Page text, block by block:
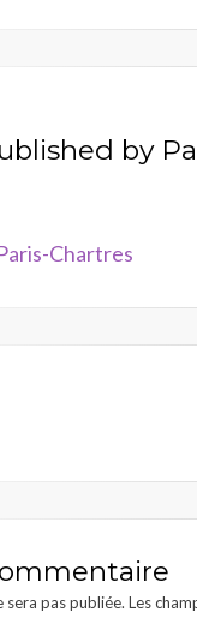
by
Chartres
sera pas publiée. Les